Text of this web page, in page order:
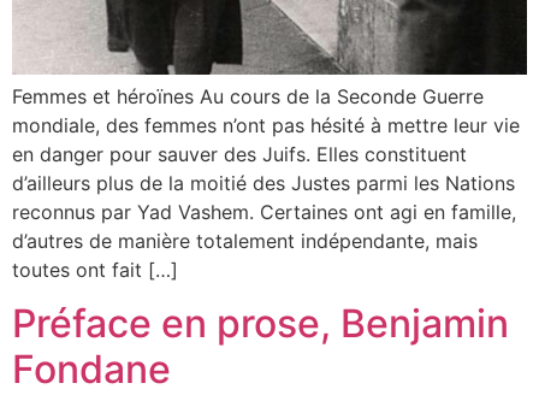
Femmes et héroïnes Au cours de la Seconde Guerre
mondiale, des femmes n’ont pas hésité à mettre leur vie
en danger pour sauver des Juifs. Elles constituent
d’ailleurs plus de la moitié des Justes parmi les Nations
reconnus par Yad Vashem. Certaines ont agi en famille,
d’autres de manière totalement indépendante, mais
toutes ont fait […]
Préface en prose, Benjamin
Fondane